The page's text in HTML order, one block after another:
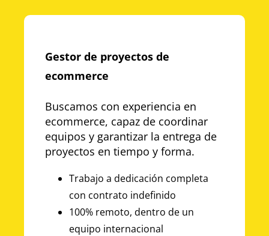
Gestor de proyectos de
ecommerce
Buscamos con experiencia en
ecommerce, capaz de coordinar
equipos y garantizar la entrega de
proyectos en tiempo y forma.
Trabajo a dedicación completa
con contrato indefinido
100% remoto, dentro de un
equipo internacional